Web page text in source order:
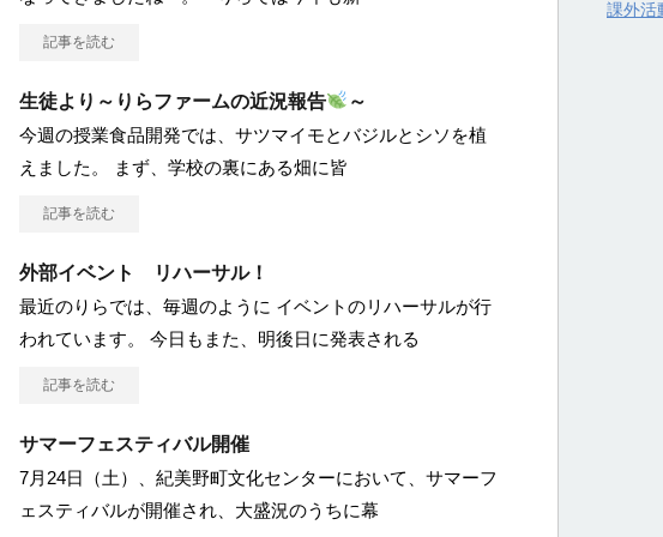
記事を読む
生徒より～りらファームの近況報告
～
今週の授業食品開発では、サツマイモとバジルとシソを植
えました。 まず、学校の裏にある畑に皆
記事を読む
外部イベント リハーサル！
最近のりらでは、毎週のように イベントのリハーサルが行
われています。 今日もまた、明後日に発表される
記事を読む
サマーフェスティバル開催
7月24日（土）、紀美野町文化センターにおいて、サマーフ
ェスティバルが開催され、大盛況のうちに幕
課外活